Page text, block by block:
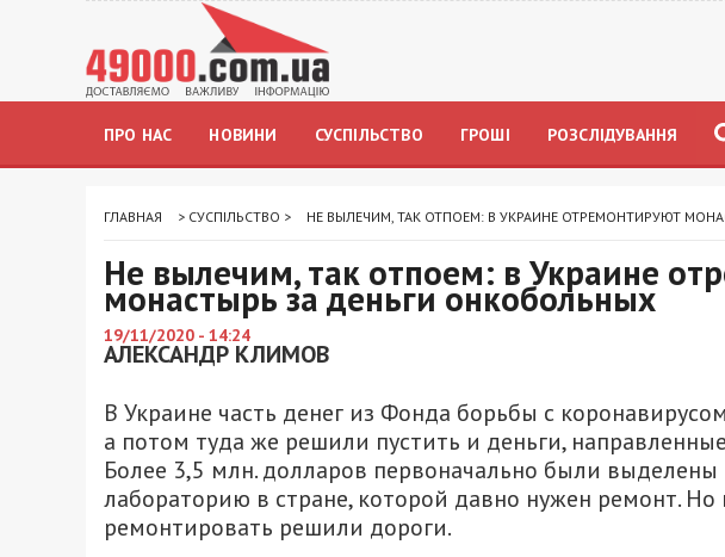
ПРО НАС НОВИНИ СУСПІЛЬСТВО ГРОШІ РОЗСЛІДУВАННЯ
ГЛАВНАЯ > СУСПІЛЬСТВО > НЕ ВЫЛЕЧИМ, ТАК ОТПОЕМ: В УКРАИНЕ ОТРЕМОНТИРУЮТ
Не вылечим, так отпоем: в Украине
монастырь за деньги онкобольных
19/11/2020 - 14:24
АЛЕКСАНДР КЛИМОВ
В Украине часть денег из Фонда борьбы с
а потом туда же решили пустить и деньги,
Более 3,5 млн. долларов первоначально были выделены
лабораторию в стране, которой давно нужен ремонт.
ремонтировать решили дороги.